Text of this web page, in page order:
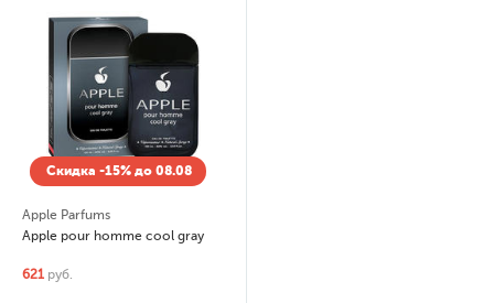
Скидка -15% до 08.08
Apple Parfums
Apple pour homme cool gray
621 руб.